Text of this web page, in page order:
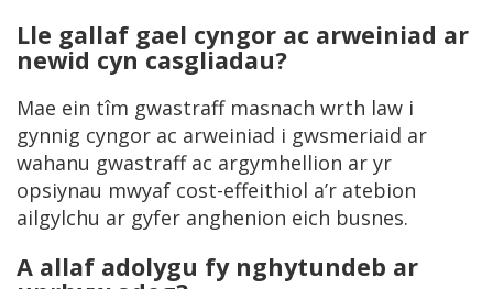
Lle gallaf gael cyngor ac arweiniad ar
newid cyn casgliadau?
Mae ein tîm gwastraff masnach wrth law i
gynnig cyngor ac arweiniad i gwsmeriaid ar
wahanu gwastraff ac argymhellion ar yr
opsiynau mwyaf cost-effeithiol a’r atebion
ailgylchu ar gyfer anghenion eich busnes.
A allaf adolygu fy nghytundeb ar